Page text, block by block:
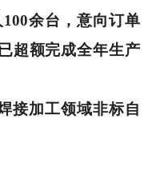
100余台，意向订单
超额完成全年生产
接加工领域非标自